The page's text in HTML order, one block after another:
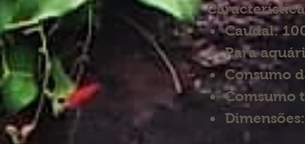
Caudal:
Para
Consumo
Comsumo